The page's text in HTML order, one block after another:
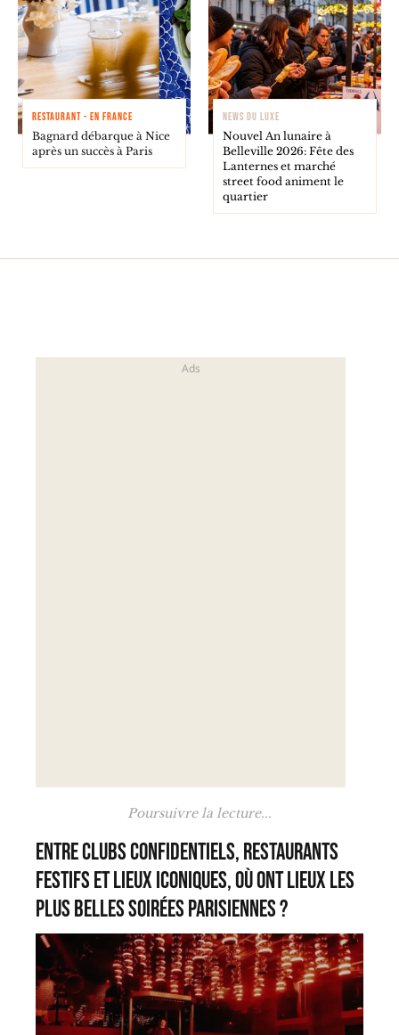
RESTAURANT - EN FRANCE
Bagnard débarque à Nice
après un succès à Paris
NEWS DU LUXE
Nouvel An lunaire à
Belleville 2026: Fête des
Lanternes et marché
street food animent le
quartier
Poursuivre la lecture...
Entre clubs confidentiels, restaurants
festifs et lieux iconiques, où ont lieux les
plus belles soirées parisiennes ?